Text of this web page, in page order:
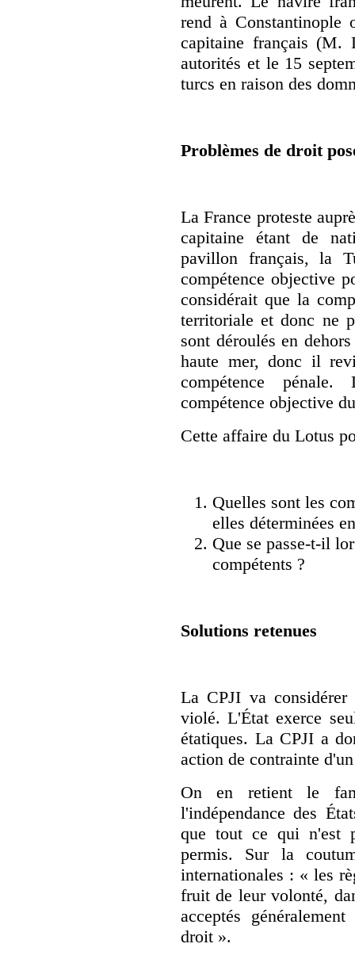
rend à
capitaine français (M.
autorités et le 15
turcs en raison des
Problèmes de droit
La France proteste
capitaine étant de
pavillon français, la
compétence objective
considérait que la
territoriale et donc ne
sont déroulés en
haute mer, donc il
compétence
compétence objective
Cette affaire du Lotus
Quelles sont les
elles déterminées
Que se passe-t-il
compétents ?
Solutions retenues
La CPJI va
violé. L'État exerce
étatiques. La CPJI a
action de contrainte
On en retient le
l'indépendance des
que tout ce qui n'est
permis. Sur la
internationales : « les
fruit de leur volonté,
acceptés
droit ».